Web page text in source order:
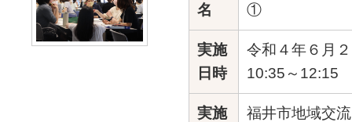
名
①
実施
日時
令和４年６月
10:35～12:15
実施
福井市地域交